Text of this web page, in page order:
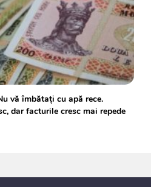
vă îmbătați cu apă rece.
dar facturile cresc mai repede